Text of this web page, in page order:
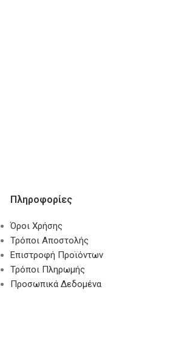
Πληροφορίες
Όροι Χρήσης
Τρόποι Αποστολής
Επιστροφή Προϊόντων
Τρόποι Πληρωμής
Προσωπικά Δεδομένα